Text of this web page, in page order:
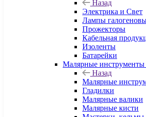
Назад
Электрика и Свет
Лампы
Прожекторы
Кабельная
Изоленты
Батарейки
Малярные инструменты
Назад
Малярные
Гладилки
Малярные валики
Малярные кисти